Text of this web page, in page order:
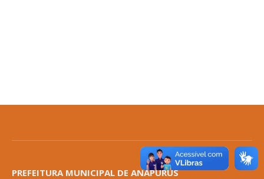
PREFEITURA MUNICIPAL DE ANAPURUS